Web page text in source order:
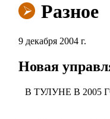
Разное
9 декабря 2004 г.
Новая
В ТУЛУНЕ В